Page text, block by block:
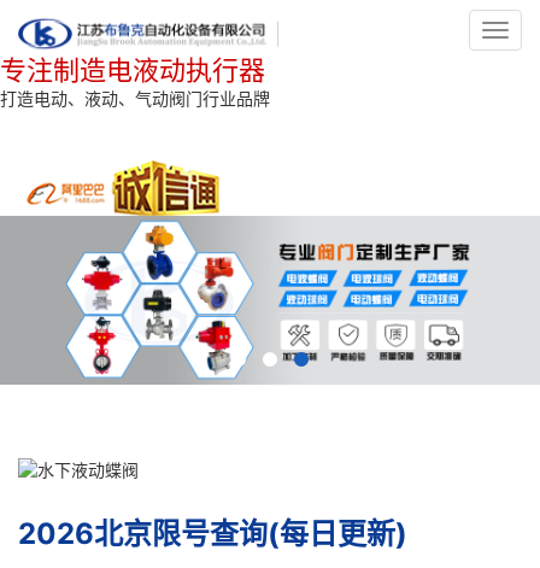
专注制造电液动执行器
打造电动、液动、气动阀门行业品牌
2026北京限号查询(每日更新)